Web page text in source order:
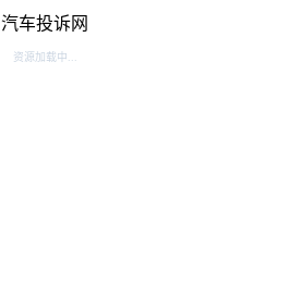
汽车投诉网
资源加载中...